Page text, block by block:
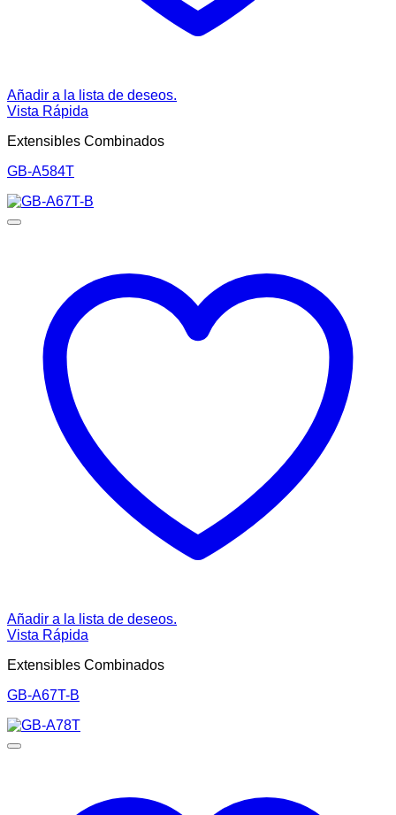
Añadir a la lista de deseos.
Vista Rápida
Extensibles Combinados
GB-A584T
Añadir a la lista de deseos.
Vista Rápida
Extensibles Combinados
GB-A67T-B